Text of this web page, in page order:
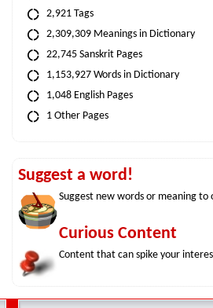
2,921 Tags
2,309,309 Meanings in Dictionary
22,745 Sanskrit Pages
1,153,927 Words in Dictionary
1,048 English Pages
1 Other Pages
Suggest a word!
Suggest new words or meaning
Curious Content
Content that can spike your